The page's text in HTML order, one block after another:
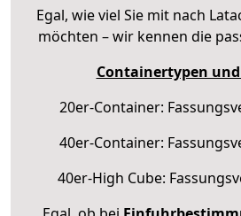
Egal, wie viel Sie mit nach
möchten – wir kennen die
Containertypen
20er-Container:
40er-Container:
40er-High Cube: